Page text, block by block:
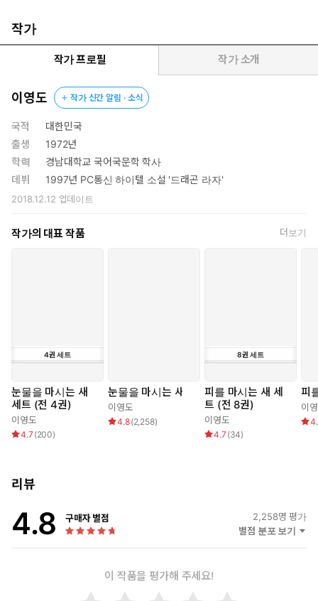
상 소설에 새로운 방향을 제시하고 있다.
지배자에 대한 진지한 이해와 접근을 시도한 새로운 형태의 환상 소
2차 세계 대전 중에 절대 악과 그 악에 맞서서 권력을 좌지우지해
야 했던 권력자들의 갈등을 소설로 담아낸 J.R.R. 톨킨의 『반지의
제왕』이 반세기가 지나도록 많은 독자에게 읽혀진 이유는 권력
의 상징인 ‘왕’과 그 주변 권력의 내부를 샅샅이 파헤칠 수 있는
봉건 시대를 바탕으로 씌어진 소설이었기 때문이다. 그러나 판타
지 소설만이 가진 이 독특한 특성은 시대의 흐름에 따라 새로운
재편되고 있는 현실에서 이를 다룰 새로운 화두가 절실히 필요
작이라고 볼 수 있다. 작품 전체를 아우르는 단어인 ‘왕’이라는 단
낸다. 제목인 ‘눈물을 마시는 새’라는 뜻은 작품 속에서 ‘백성들이
건은 많은 병력이나 부, 혹은 재능이 아니라 백성들이 슬픔이나
죄책감 등 수많은 고통을 대신 짊어져야 한다는 뜻을 담고 있으
며, 왕이 대신 마셔주는 눈물 덕에 백성들은 잔인해질 수 있고,
얼마든지 남을 핍박하고 전쟁을 일으킬 수 있다는 것이다. 게다
단어인 권력자 ‘왕’에 대해 막연한 환상만을 갖고 있는 인간에게
인간의 상징물로 내세워진 ‘왕’으로 인해 일어날 수 있는 공포를
환상 소설의 특성을 최대한 살려 전한다.
『눈물을 마시는 새』에는 기존 한국 환상 소설들과는 확연히 구
작가
작가 프로필 작가 소개
이영도 작가 신간 알림 · 소식
국적
대한민국
출생
1972년
학력
경남대학교 국어국문학 학사
데뷔
1997년 PC통신 하이텔 소설 '드래곤 라자'
2018.12.12 업데이트
작가의 대표 작품 더보기
4권 세트
눈물을 마시는 새
세트 (전 4권)
이영도
4.7 (200)
눈물을 마시는 새
이영도
4.8(2,258)
8권 세트
피를 마시는 새 세
트 (전 8권)
이영도
4.7 (34)
피
이
리뷰
4.8 구매자 별점 2,258명 평가
별점 분포 보기
이 작품을 평가해 주세요!